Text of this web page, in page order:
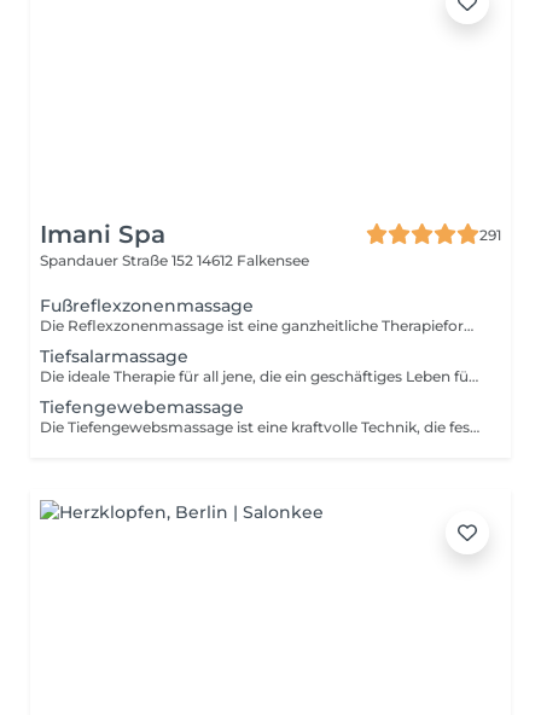
Imani Spa
291
Spandauer Straße 152 14612 Falkensee
Fußreflexzonenmassage
Die Reflexzonenmassage ist eine ganzheitliche Therapieform, die auf der Überzeugung beruht, dass bestimmte Zonen der Füße mit verschiedenen Organen und Körperteilen in Verbindung stehen. Diese Massageform verwendet eine harmonische Kombination aus Drucktechniken an den Füßen, um Erleichterung zu bieten und das allgemeine Wohlbefinden zu fördern.
Tiefsalarmassage
Die ideale Therapie für all jene, die ein geschäftiges Leben führen oder mit unregelmäßigen Schlafmustern kämpfen. Die Behandlung beginnt mit warmen, beruhigenden Ölen, die sanft über die Füße einmassiert werden, gefolgt von einer ganzheitlichen Massage und revitalisierenden Fußdruckpunkten.
Tiefengewebemassage
Die Tiefengewebsmassage ist eine kraftvolle Technik, die festen Druck und sanfte, langsame Streichbewegungen vereint, um die tieferen Muskelschichten zu erreichen. Sie ist die ideale Massage, um die Regeneration der Muskeln zu unterstützen, den Körper zu entspannen und Verspannungen aufzulösen.